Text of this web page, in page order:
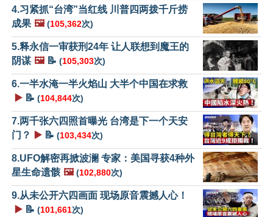
4.习紧抓“台湾”当红线 川普四两拨千斤捞
成果 🖼️ (105,362次)
5.释永信一审获刑24年 让人联想到魔王的
阴谋 🖼️📝 (105,303次)
6.一半水淹一半火焰山 大半个中国在求救
▶️ 📝 (104,844次)
7.两千张六四照首曝光 台湾是下一个天安
门？
▶️ 📝 (103,434次)
8.UFO解密再掀波澜 专家：美国寻获4种外
星生命遗骸 🖼️ (102,880次)
9.从未公开六四画面 现场原音震撼人心！
▶️ 📝 (101,661次)